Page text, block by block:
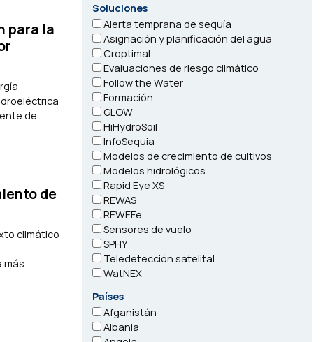
para la
de
de
climático
más
Soluciones
Alerta temprana de sequía
Asignación y planificación del agua
Croptimal
Evaluaciones de riesgo climático
Follow the Water
Formación
GLOW
HiHydroSoil
InfoSequia
Modelos de crecimiento de cultivos
Modelos hidrológicos
Rapid Eye XS
REWAS
REWEFe
Sensores de vuelo
SPHY
Teledetección satelital
WatNEX
Países
Afganistán
Albania